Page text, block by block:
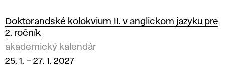
Doktorandské kolokvium II. v anglickom jazyku pre
2. ročník
akademický kalendár
25. 1. – 27. 1. 2027